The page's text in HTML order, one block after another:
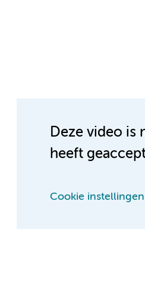
Deze video is
heeft
Cookie instellingen